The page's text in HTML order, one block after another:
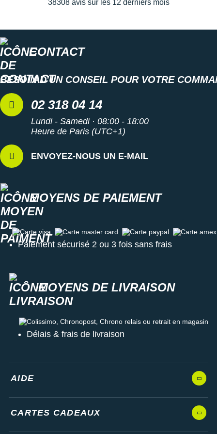
38308 avis sur les 12 derniers mois
CONTACT
BESOIN D'UN CONSEIL POUR VOTRE
02 318 04 14
Lundi - Samedi · 08:00 - 18:00
Heure de Paris (UTC+1)
ENVOYEZ-NOUS UN E-MAIL
MOYENS DE PAIEMENT
Carte visa Carte master card Carte paypal Carte amex
Paiement sécurisé 2 ou 3 fois sans frais
MOYENS DE LIVRAISON
Colissimo, Chronopost, Chrono relais ou retrait en magasin
Délais & frais de livraison
AIDE
CARTES CADEAUX